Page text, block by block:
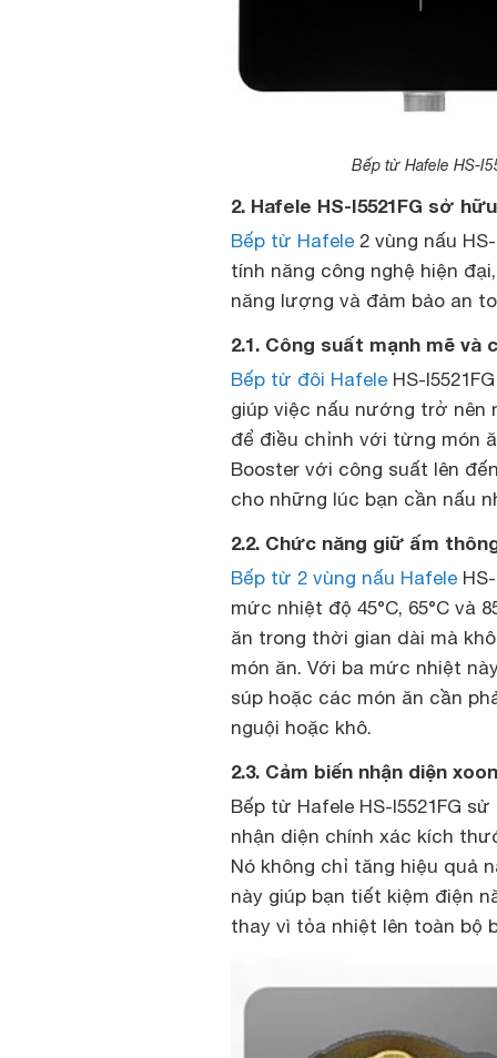
Bếp từ Hafele HS-
2. Hafele HS-I5521FG sở
Bếp từ Hafele 2 vùng nấu
tính năng công nghệ hiện
năng lượng và đảm bảo an
2.1. Công suất mạnh mẽ và
Bếp từ đôi Hafele HS-
giúp việc nấu nướng trở nên
để điều chỉnh với từng món
Booster với công suất lên
cho những lúc bạn cần nấu
2.2. Chức năng giữ ấm
Bếp từ 2 vùng nấu Hafele
mức nhiệt độ 45°C, 65°C và
ăn trong thời gian dài mà
món ăn. Với ba mức nhiệt
súp hoặc các món ăn cần
nguội hoặc khô.
2.3. Cảm biến nhận diện
Bếp từ Hafele HS-I5521FG
nhận diện chính xác kích
Nó không chỉ tăng hiệu quả
này giúp bạn tiết kiệm điện
thay vì tỏa nhiệt lên toàn bộ